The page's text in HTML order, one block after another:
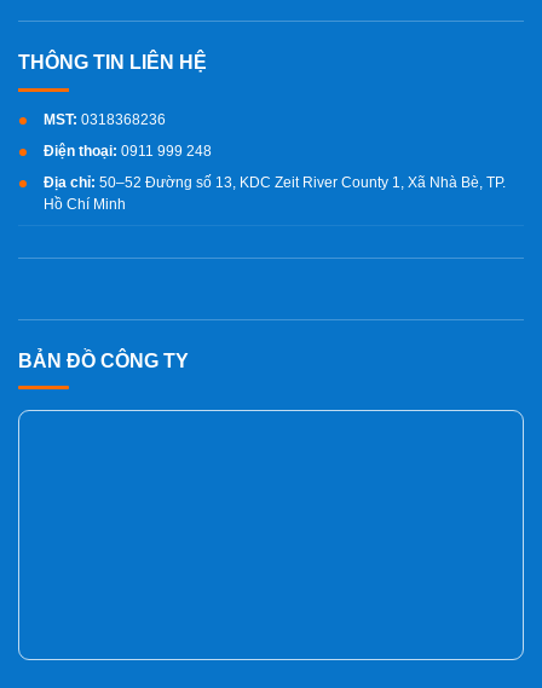
BẢN ĐỒ CÔNG TY
MST: 0318368236
Điện thoại: 0911 999 248
Địa chỉ: 50–52 Đường số 13, KDC Zeit River County 1, Xã Nhà Bè, TP.
Hồ Chí Minh